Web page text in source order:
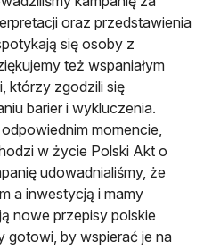
oraz przedstawienia
się osoby z
też wspaniałym
którzy zgodzili się
barier i wykluczenia.
momencie,
w życie Polski Akt o
udowadnialiśmy, że
a inwestycją i mamy
nowe przepisy polskie
gotowi, by wspierać je na